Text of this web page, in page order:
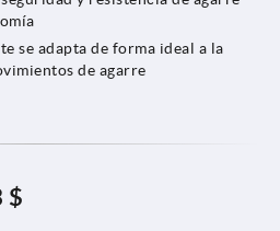
se adapta de forma ideal a la
de agarre
$